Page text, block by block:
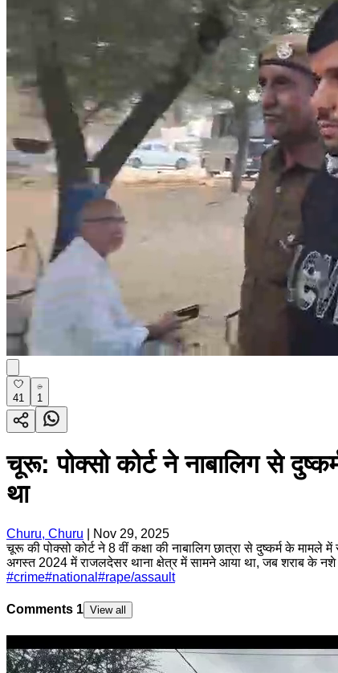
41 1
चूरू: पोक्सो कोर्ट ने नाबालिग से
था
Churu, Churu
Nov 29, 2025
चूरू की पोक्सो कोर्ट ने 8 वीं कक्षा की नाबालिग छात्रा से दुष्कर्म के
अगस्त 2024 में राजलदेसर थाना क्षेत्र में सामने आया था, जब शराब के
#crime#national #rape/assault
Comments 1 View all